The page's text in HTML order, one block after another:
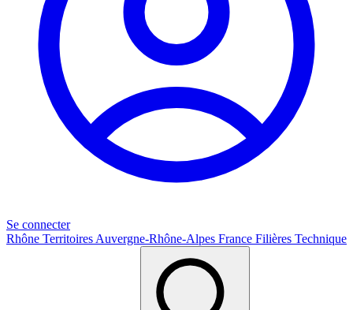
Se connecter
Rhône Territoires Auvergne-Rhône-Alpes France Filières Technique